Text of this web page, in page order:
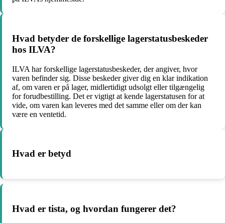
Hvad betyder de forskellige lagerstatusbeskeder
hos ILVA?
ILVA har forskellige lagerstatusbeskeder, der angiver, hvor
varen befinder sig. Disse beskeder giver dig en klar indikation
af, om varen er på lager, midlertidigt udsolgt eller tilgængelig
for forudbestilling. Det er vigtigt at kende lagerstatusen for at
vide, om varen kan leveres med det samme eller om der kan
være en ventetid.
Hvad er betyd
Hvad er tista, og hvordan fungerer det?